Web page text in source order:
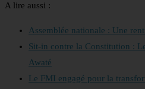
A lire aussi :
Assemblée nationale : Une
Sit-in contre la Constitution :
Awaté
Le FMI engagé pour la